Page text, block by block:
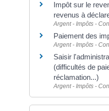
Impôt sur le
revenus à
Argent - Impôts -
Paiement des
Argent - Impôts -
Saisir
(difficultés de
réclamation...)
Argent - Impôts -